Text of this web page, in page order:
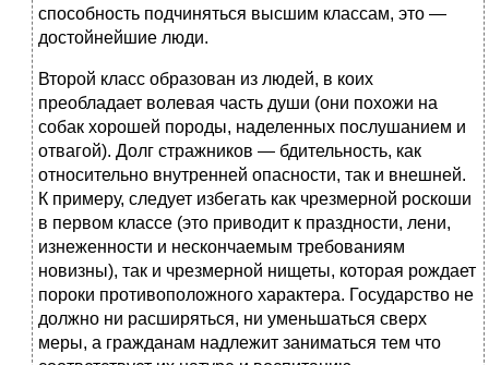
способность подчиняться высшим классам, это —
достойнейшие люди.
Второй класс образован из людей, в коих
преобладает волевая часть души (они похожи на
собак хорошей породы, наделенных послушанием и
отвагой). Долг стражников — бдительность, как
относительно внутренней опасности, так и внешней.
К примеру, следует избегать как чрезмерной роскоши
в первом классе (это приводит к праздности, лени,
изнеженности и нескончаемым требованиям
новизны), так и чрезмерной нищеты, которая рождает
пороки противоположного характера. Государство не
должно ни расширяться, ни уменьшаться сверх
меры, а гражданам надлежит заниматься тем что